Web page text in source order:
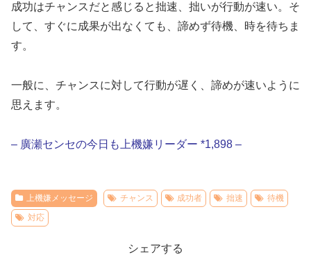
成功はチャンスだと感じると拙速、拙いが行動が速い。そ
して、すぐに成果が出なくても、諦めず待機、時を待ちま
す。
一般に、チャンスに対して行動が遅く、諦めが速いように
思えます。
– 廣瀬センセの今日も上機嫌リーダー *1,898 –
上機嫌メッセージ チャンス 成功者 拙速
待機
対応
シェアする